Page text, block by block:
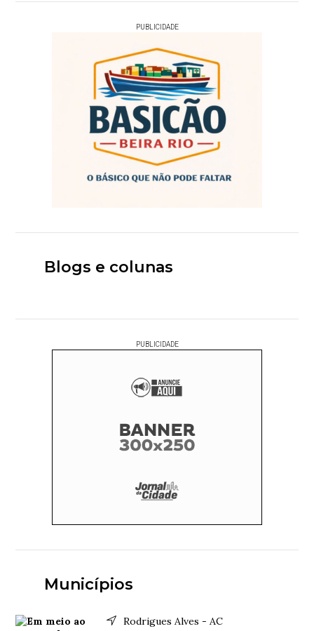
PUBLICIDADE
Blogs e colunas
PUBLICIDADE
Municípios
Rodrigues Alves - AC